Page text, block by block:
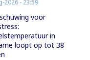
2026 - 23:59
voor
in
loopt op tot 38